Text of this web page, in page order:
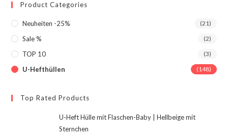
Product Categories
Neuheiten -25% (21)
Sale % (2)
TOP 10 (3)
U-Hefthüllen (148)
Top Rated Products
U-Heft Hülle mit Flaschen-Baby | Hellbeige mit
Sternchen